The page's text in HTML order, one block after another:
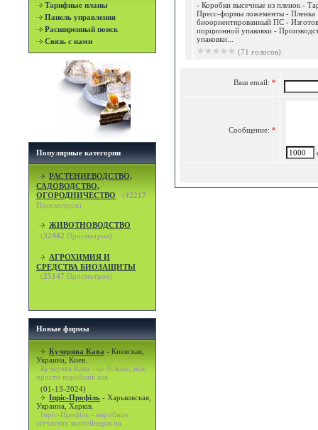
Тарифные планы
Панель управления
Расширенный поиск
Связь с нами
Популярные категории
РАСТЕНИЕВОДСТВО,
САДОВОДСТВО,
ОГОРОДНИЧЕСТВО
(42217
Просмотров)
ЖИВОТНОВОДСТВО
(32442 Просмотров)
АГРОХИМИЯ И
СРЕДСТВА БИОЗАЩИТЫ
(25147 Просмотров)
Новые фирмы
Кучерява Кава - Киевская,
Украина, Киев.
Кучерява Кава - це більше, ніж
просто виробник кав
(01-13-2024)
Іпріс-Профіль - Харьковская,
Украина, Харків.
Іпріс-Профіль - виробник
сітчастих контейнерів на
- Коробки высечные из пленок -
Пресс-формы ложементы -
биоориентированный ПС -
порционной упаковки -
упаковки...
(71 голосов)
Ваш email: *
Сообщение: *